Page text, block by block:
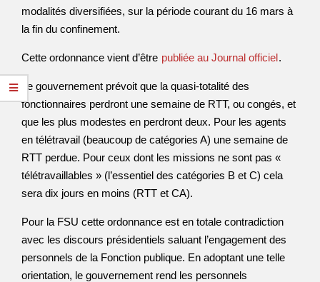
modalités diversifiées, sur la période courant du 16 mars à
la fin du confinement.
Cette ordonnance vient d’être publiée au Journal officiel.
Le gouvernement prévoit que la quasi-totalité des
fonctionnaires perdront une semaine de RTT, ou congés, et
que les plus modestes en perdront deux. Pour les agents
en télétravail (beaucoup de catégories A) une semaine de
RTT perdue. Pour ceux dont les missions ne sont pas «
télétravaillables » (l’essentiel des catégories B et C) cela
sera dix jours en moins (RTT et CA).
Pour la FSU cette ordonnance est en totale contradiction
avec les discours présidentiels saluant l’engagement des
personnels de la Fonction publique. En adoptant une telle
orientation, le gouvernement rend les personnels